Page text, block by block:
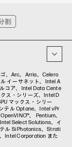
、Arc、Arria、Celero
イーサネット、Intel A
コア、Intel Data Cente
ス・シリーズ、Intel D
マックス・シリー
テル Optane、Intel vPr
、 Pentium、
Select Solutions、イ
ル Si Photonics、Strati
Intel Corporation また